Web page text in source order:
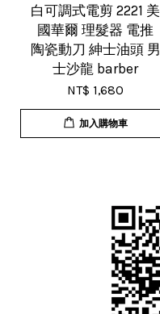
白可調式電剪 2221 美
國華爾 理髮器 電推
陶瓷動刀 紳士油頭 男
士沙龍 barber
NT$ 1,680
加入購物車